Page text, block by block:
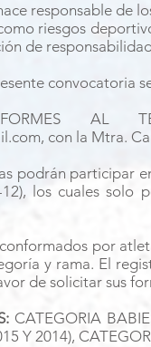
responsable de
riesgos
de
convocatoria
AL
, con la Mtra.
podrán participar
los cuales solo
por
y rama. El
de solicitar sus
CATEGORIA
Y 2014),